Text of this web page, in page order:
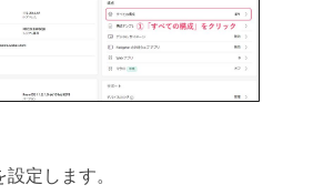
定します。